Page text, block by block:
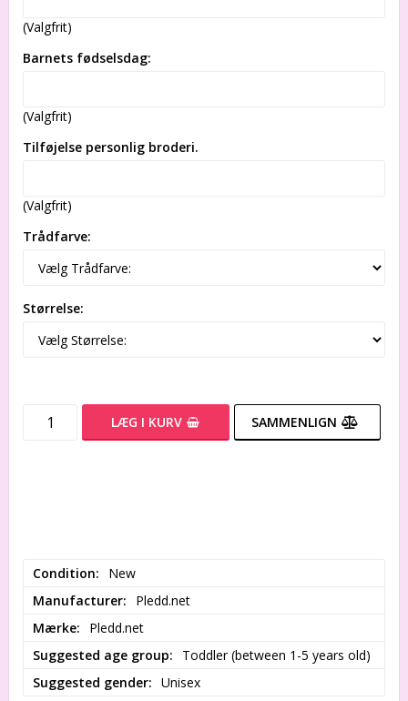
(Valgfrit)
Barnets fødselsdag:
(Valgfrit)
Tilføjelse personlig broderi.
(Valgfrit)
Trådfarve:
Størrelse:
LÆG I KURV SAMMENLIGN
Condition
New
Manufacturer
Pledd.net
Mærke
Pledd.net
Suggested age group
Toddler (between 1-5 years old)
Suggested gender
Unisex